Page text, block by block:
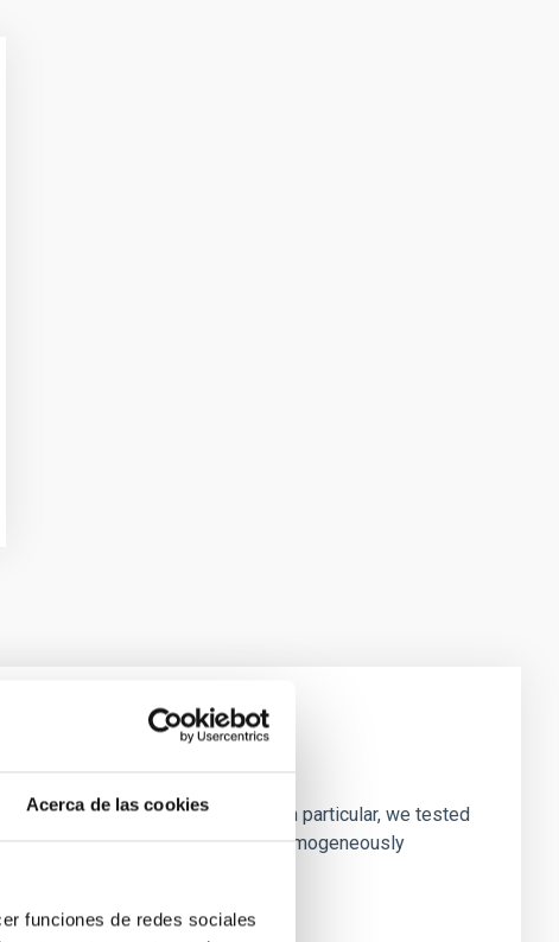
Acerca de las cookies
funciones de redes sociales
profiles of simulated galaxies. In particular, we tested
matter profiles. Methods. We homogeneously